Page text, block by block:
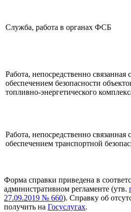
Служба, работа в органах ФСБ
Работа, непосредственно связанная с
обеспечением безопасности
топливно-энергетического
Работа, непосредственно связанная с
обеспечением транспортной
Форма справки приведена в
административном регламенте (утв.
27.09.2019 № 660). Справку об
получить на Госуслугах.